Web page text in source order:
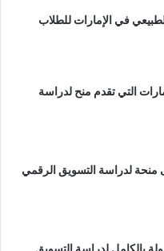
في الإمارات للطلاب
التي تقدم منح لدراسة
منحة لدراسة التسويق الرقمي